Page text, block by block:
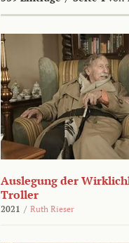
Auslegung der
Troller
2021 / Ruth Rieser